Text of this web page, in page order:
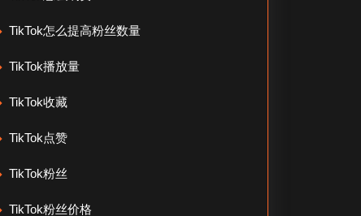
TikTok怎么提高粉丝数量
TikTok播放量
TikTok收藏
TikTok点赞
TikTok粉丝
TikTok粉丝价格